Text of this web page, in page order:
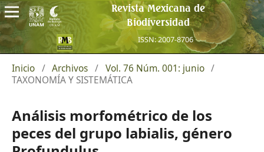
Revista Mexicana de
Biodiversidad
ISSN: 2007-8706
Inicio / Archivos / Vol. 76 Núm. 001: junio /
TAXONOMÍA Y SISTEMÁTICA
Análisis morfométrico de los
peces del grupo labialis, género